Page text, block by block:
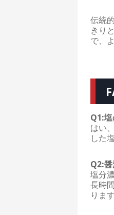
伝統
きり
で、
Q1:
はい
した
Q2:
塩分
長時
りま